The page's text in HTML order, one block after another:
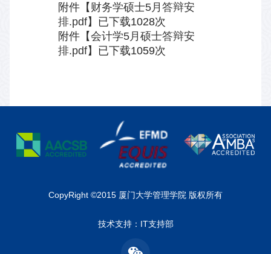
附件【 财务学硕士5月答辩安
排.pdf】已下载1028次
附件【会计学5月硕士答辩安
排.pdf】已下载1059次
CopyRight ©2015 厦门大学管理学院 版权所有
技术支持：IT支持部